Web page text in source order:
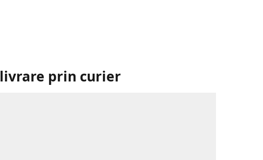
prin curier